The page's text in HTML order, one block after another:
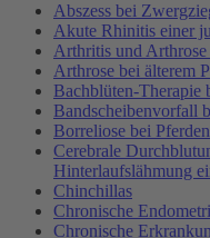
Abszess bei
Akute Rhinitis einer
Arthritis und
Arthrose bei älterem
Bachblüten-Therapie
Bandscheibenvorfall
Borreliose bei Pferden
Cerebrale
Hinterlaufslähmung
Chinchillas
Chronische
Chronische